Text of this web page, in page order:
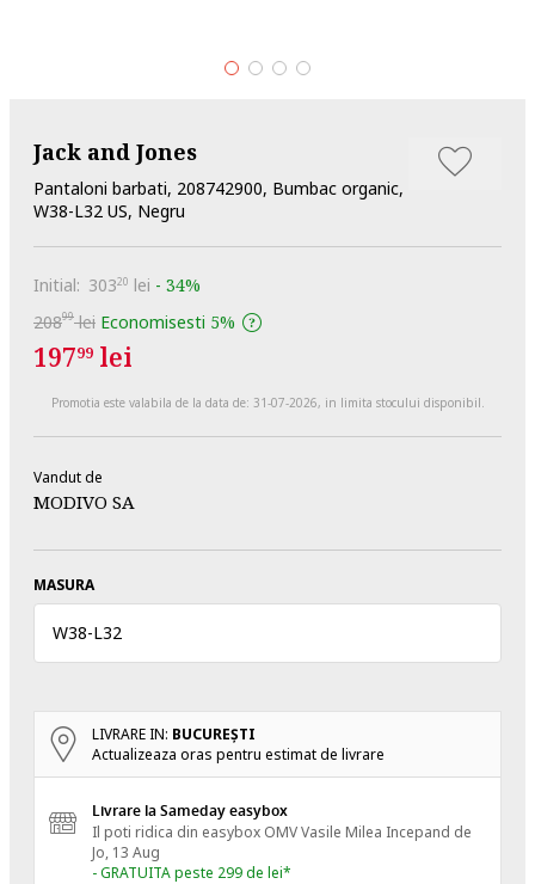
Jack and Jones
Pantaloni barbati, 208742900, Bumbac organic,
W38-L32 US, Negru
Initial: 30320 lei - 34%
20899lei Economisesti 5%
19799 lei
Promotia este valabila de la data de: 31-07-2026, in limita stocului disponibil.
Vandut de
MODIVO SA
MASURA
W38-L32
LIVRARE IN: BUCUREŞTI
Actualizeaza oras pentru estimat de livrare
Livrare la Sameday easybox
Il poti ridica din easybox OMV Vasile Milea Incepand de
Jo, 13 Aug
- GRATUITA peste 299 de lei*